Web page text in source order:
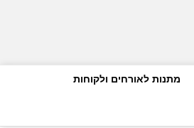
מתנות לאורחים ולקוחות